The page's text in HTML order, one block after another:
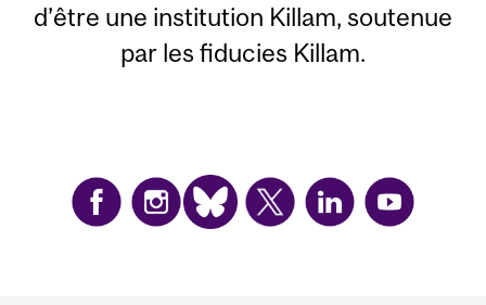
d’être une institution Killam, soutenue
par les fiducies Killam.